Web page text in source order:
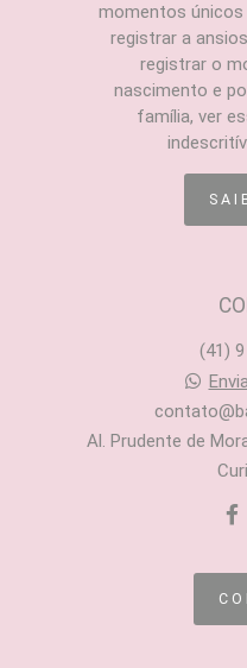
momentos
registrar a
registrar o
nascimento e
família, ver
(41)
Al. Prudente de